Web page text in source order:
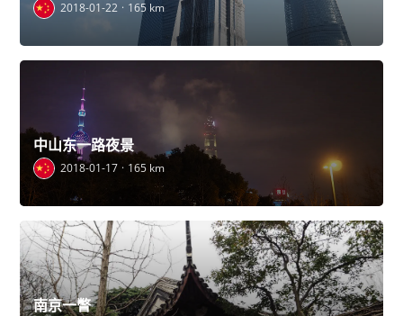
2018-01-22 165 km
中山东一路夜景
2018-01-17 165 km
南京一瞥